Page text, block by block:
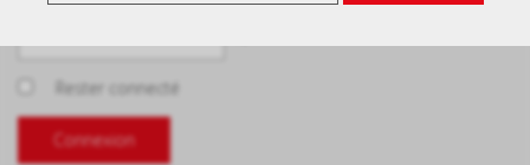
Rester connecté